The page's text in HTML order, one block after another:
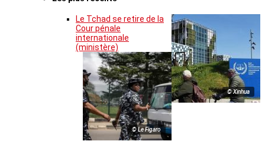
© Xinhua
Le Tchad se retire de la
Cour pénale
internationale
(ministère)
© Le Figaro